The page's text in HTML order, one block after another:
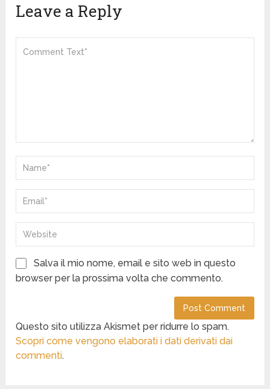
Leave a Reply
Salva il mio nome, email e sito web in questo
browser per la prossima volta che commento.
Questo sito utilizza Akismet per ridurre lo spam.
Scopri come vengono elaborati i dati derivati dai
commenti.